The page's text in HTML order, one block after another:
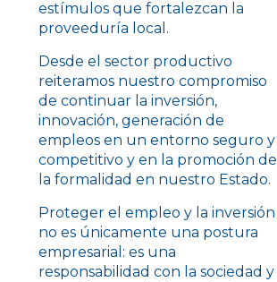
estímulos que fortalezcan la
proveeduría local.
Desde el sector productivo
reiteramos nuestro compromiso
de continuar la inversión,
innovación, generación de
empleos en un entorno seguro y
competitivo y en la promoción de
la formalidad en nuestro Estado.
Proteger el empleo y la inversión
no es únicamente una postura
empresarial: es una
responsabilidad con la sociedad y